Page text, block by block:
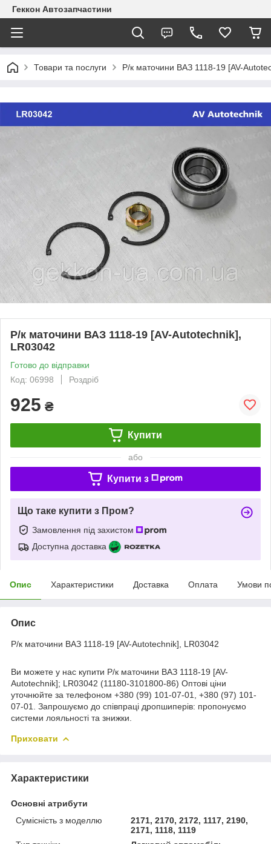
Геккон Автозапчастини
Товари та послуги Р/к маточини ВАЗ 1118-19 [AV-
Р/к маточини ВАЗ 1118-19 [AV-Autotechnik],
LR03042
Готово до відправки
Код: 06998
Роздріб
925 ₴
Купити
або
Купити з
Що таке купити з Пром?
Замовлення під захистом
Доступна доставка
Опис Характеристики Доставка Оплата Умови
Опис
Р/к маточини ВАЗ 1118-19 [AV-Autotechnik], LR03042
Ви можете у нас купити Р/к маточини ВАЗ 1118-19 [AV-
Autotechnik]; LR03042 (11180-3101800-86) Оптові ціни
уточнюйте за телефоном +380 (99) 101-07-01, +380 (97) 101-
07-01. Запрошуємо до співпраці дропшиперів: пропонуємо
системи лояльності та знижки.
Приховати
Характеристики
Основні атрибути
Сумісність з моделлю
2171, 2170, 2172, 1117, 2190,
2171, 1118, 1119